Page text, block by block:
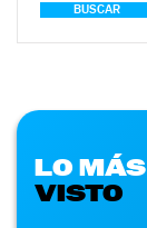
BUSCAR
LO MÁS
VISTO